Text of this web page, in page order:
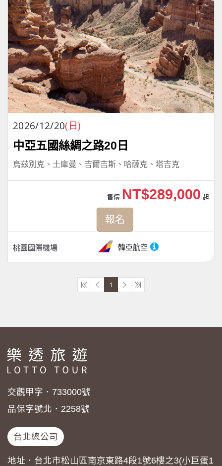
2026/12/20(日)
中亞五國絲綢之路20日
烏茲別克、土庫曼、吉爾吉斯、哈薩克、塔吉克
桃園國際機場 韓亞航空
售價 NT$289,000 起
報名
1
交觀甲字．733000號
品保字號北．2258號
台北總公司
地址．台北市松山區南京東路4段1號6樓之3(小巨蛋1